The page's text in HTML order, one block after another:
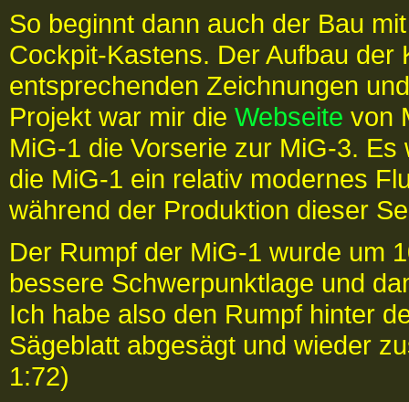
So beginnt dann auch der Bau
Cockpit-Kastens. Der Aufbau der
entsprechenden Zeichnungen
Projekt war mir die Webseite von
MiG-1 die Vorserie zur MiG-3.
die MiG-1 ein relativ modernes
während der Produktion dieser
Der Rumpf der MiG-1 wurde um
bessere Schwerpunktlage und
Ich habe also den Rumpf hinter
Sägeblatt abgesägt und wieder
1:72)